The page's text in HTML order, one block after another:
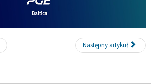
Następny artykuł